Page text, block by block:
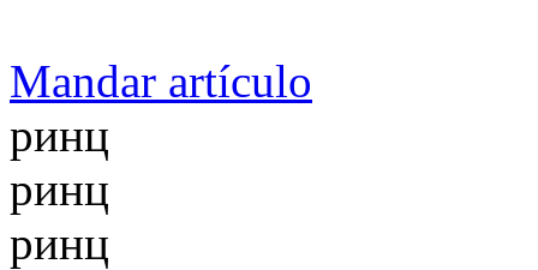
Mandar artículo
ринц
ринц
ринц